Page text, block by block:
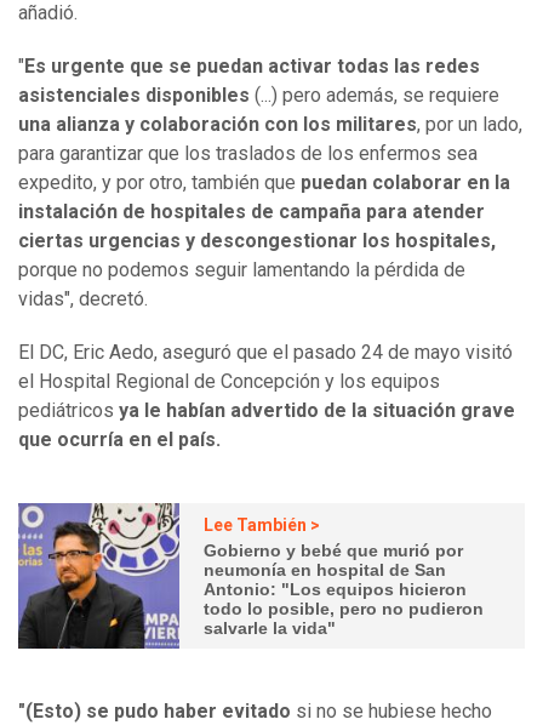
añadió.
" Es urgente que se puedan activar todas las redes
asistenciales disponibles (...) pero además, se requiere
una alianza y colaboración con los militares, por un lado,
para garantizar que los traslados de los enfermos sea
expedito, y por otro, también que puedan colaborar en la
instalación de hospitales de campaña para atender
ciertas urgencias y descongestionar los hospitales,
porque no podemos seguir lamentando la pérdida de
vidas", decretó.
El DC, Eric Aedo, aseguró que el pasado 24 de mayo visitó
el Hospital Regional de Concepción y los equipos
pediátricos ya le habían advertido de la situación grave
que ocurría en el país.
Lee También >
Gobierno y bebé que murió por
neumonía en hospital de San
Antonio: "Los equipos hicieron
todo lo posible, pero no pudieron
salvarle la vida"
"(Esto) se pudo haber evitado si no se hubiese hecho